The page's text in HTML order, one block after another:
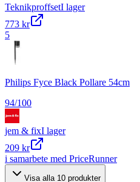
TeknikproffsetI lager
773 kr
5
Philips Fyce Black Pollare 54cm
94/100
jem & fixI lager
209 kr
i samarbete med PriceRunner
Visa alla 10 produkter